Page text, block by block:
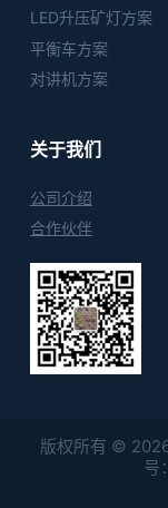
LED升压矿灯方案
平衡车方案
对讲机方案
关于我们
公司介绍
合作伙伴
版权所有 ©
号